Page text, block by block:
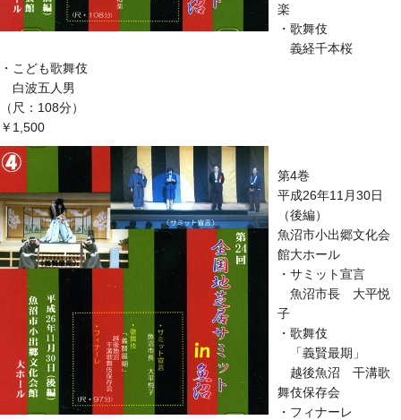
楽
・歌舞伎
義経千本桜
・こども歌舞伎
白波五人男
（尺：108分）
￥1,500
第4巻
平成26年11月30日
（後編）
魚沼市小出郷文化会
館大ホール
・サミット宣言
魚沼市長 大平悦
子
・歌舞伎
「義賢最期」
越後魚沼 干溝歌
舞伎保存会
・フィナーレ